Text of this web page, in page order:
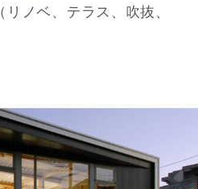
ノベ、テラス、吹抜、